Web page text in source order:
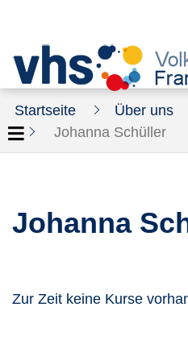
Startseite Über uns
Johanna Schüller
Johanna
Zur Zeit keine Kurse